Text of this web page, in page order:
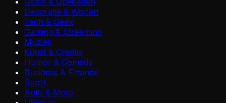
Decoratie & Wonen
Tech & Geek
Gaming & Streaming
Muziek
Kunst & Creatie
Humor & Comedy
Business & Finance
Sport
Auto & Moto